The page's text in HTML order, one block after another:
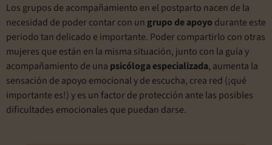
Los grupos de acompañamiento en el postparto nacen de la
necesidad de poder contar con un grupo de apoyo durante este
periodo tan delicado e importante. Poder compartirlo con otras
mujeres que están en la misma situación, junto con la guía y
acompañamiento de una psicóloga especializada, aumenta la
sensación de apoyo emocional y de escucha, crea red (¡qué
importante es!) y es un factor de protección ante las posibles
dificultades emocionales que puedan darse.